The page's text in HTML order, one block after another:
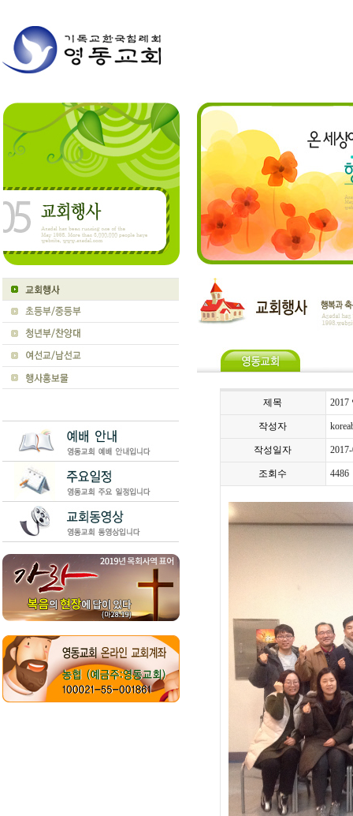
제목 2017
작성자
작성일자
조회수 4486